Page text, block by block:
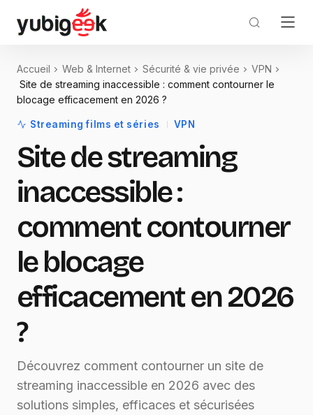
Accueil Web & Internet Sécurité & vie privée
VPN
Site de streaming inaccessible : comment contourner le
blocage efficacement en 2026 ?
Streaming films et séries VPN
Site de streaming
inaccessible :
comment contourner
le blocage
efficacement en 2026
?
Découvrez comment contourner un site de
streaming inaccessible en 2026 avec des
solutions simples, efficaces et sécurisées